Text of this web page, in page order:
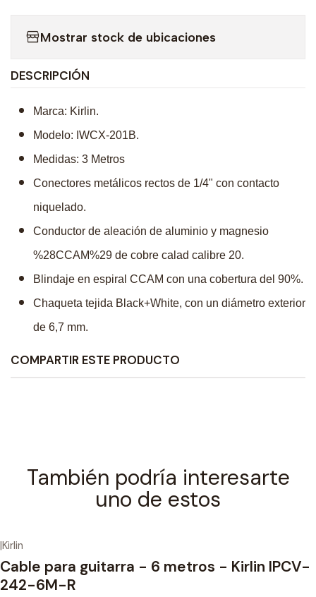
Mostrar stock de ubicaciones
DESCRIPCIÓN
Marca: Kirlin.
Modelo: IWCX-201B.
Medidas: 3 Metros
Conectores metálicos rectos de 1/4" con contacto
niquelado.
Conductor de aleación de aluminio y magnesio
%28CCAM%29 de cobre calad calibre 20.
Blindaje en espiral CCAM con una cobertura del 90%.
Chaqueta tejida Black+White, con un diámetro exterior
de 6,7 mm.
COMPARTIR ESTE PRODUCTO
También podría interesarte
uno de estos
|Kirlin
Cable para guitarra - 6 metros - Kirlin IPCV-
242-6M-R